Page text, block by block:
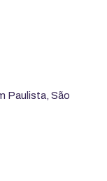
Paulista, São